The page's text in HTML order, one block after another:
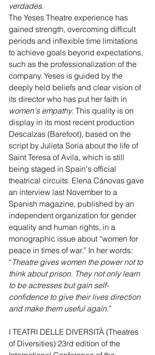
verdades.
The Yeses Theatre experience has
gained strength, overcoming difficult
periods and inflexible time limitations
to achieve goals beyond expectations,
such as the professionalization of the
company. Yeses is guided by the
deeply held beliefs and clear vision of
its director who has put her faith in
women's empathy. This quality is on
display in its most recent production
Descalzas (Barefoot), based on the
script by Julieta Soria about the life of
Saint Teresa of Avila, which is still
being staged in Spain's official
theatrical circuits. Elena Cánovas gave
an interview last November to a
Spanish magazine, published by an
independent organization for gender
equality and human rights, in a
monographic issue about “women for
peace in times of war.” In her words:
“ Theatre gives women the power not to
think about prison. They not only learn
to be actresses but gain self-
confidence to give their lives direction
and make them useful again.”
I TEATRI DELLE DIVERSITÀ (Theatres
of Diversities) 23rd edition of the